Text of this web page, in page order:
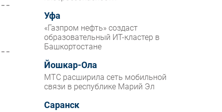
Уфа
«Газпром нефть» создаст
образовательный ИТ-кластер в
Башкортостане
Йошкар-Ола
МТС расширила сеть мобильной
связи в республике Марий Эл
Саранск